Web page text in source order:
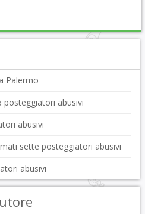
Palermo
posteggiatori abusivi
abusivi
sette posteggiatori abusivi
abusivi